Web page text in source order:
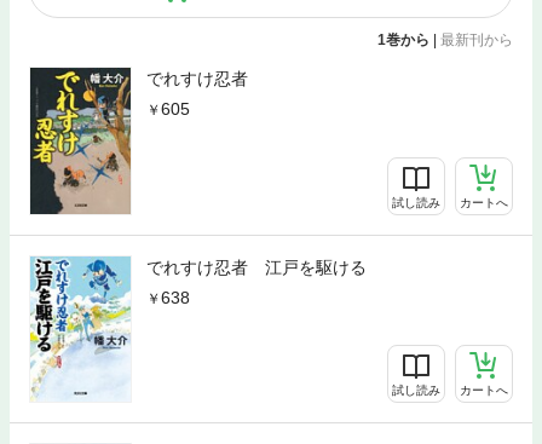
1巻から | 最新刊から
でれすけ忍者
605
試し読み カートへ
でれすけ忍者 江戸を駆ける
638
試し読み カートへ